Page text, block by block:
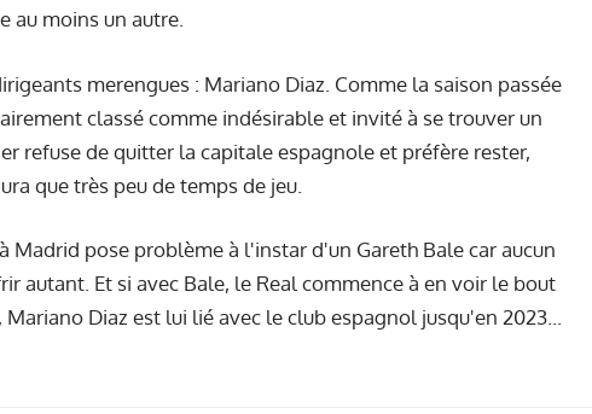
au moins un autre.
merengues : Mariano Diaz. Comme la saison passée
classé comme indésirable et invité à se trouver un
refuse de quitter la capitale espagnole et préfère rester,
que très peu de temps de jeu.
Madrid pose problème à l'instar d'un Gareth Bale car aucun
autant. Et si avec Bale, le Real commence à en voir le bout
Diaz est lui lié avec le club espagnol jusqu'en 2023...